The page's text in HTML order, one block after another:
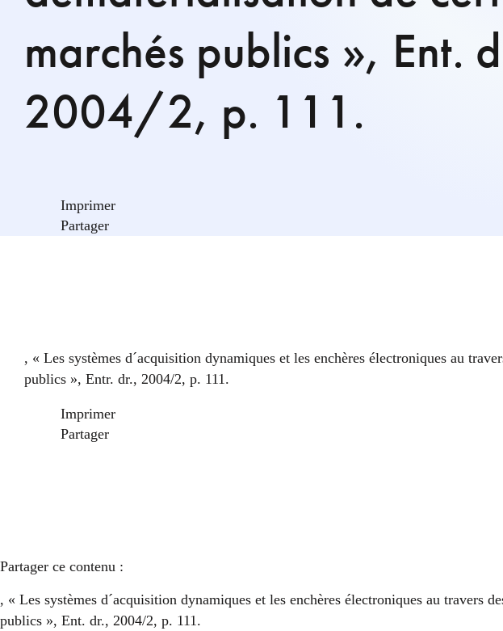
marchés publics », Ent.
2004/2, p. 111.
Imprimer
Partager
, « Les systèmes d´acquisition dynamiques et les enchères électroniques au
publics », Entr. dr., 2004/2, p. 111.
Imprimer
Partager
Partager ce contenu :
, « Les systèmes d´acquisition dynamiques et les enchères électroniques au travers
publics », Ent. dr., 2004/2, p. 111.